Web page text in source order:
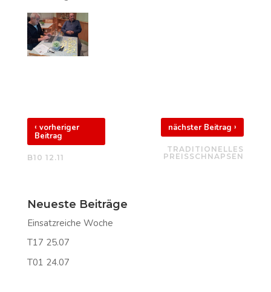
‹ vorheriger
Beitrag
B10 12.11
nächster Beitrag›
TRADITIONELLES
PREISSCHNAPSEN
Neueste Beiträge
Einsatzreiche Woche
T17 25.07
T01 24.07